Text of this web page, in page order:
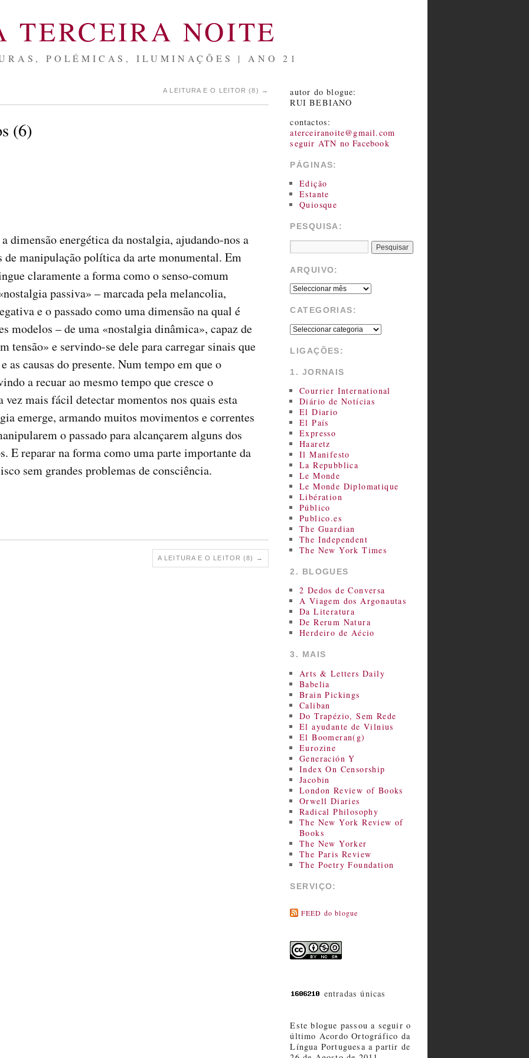
TERCEIRA NOITE
POLÉMICAS, ILUMINAÇÕES | ANO 21
A LEITURA E O LEITOR (8) →
(6)
dimensão energética da nostalgia, ajudando-nos a
de manipulação política da arte monumental. Em
claramente a forma como o senso-comum
passiva» – marcada pela melancolia,
e o passado como uma dimensão na qual é
modelos – de uma «nostalgia dinâmica», capaz de
tensão» e servindo-se dele para carregar sinais que
as causas do presente. Num tempo em que o
a recuar ao mesmo tempo que cresce o
vez mais fácil detectar momentos nos quais esta
emerge, armando muitos movimentos e correntes
o passado para alcançarem alguns dos
E reparar na forma como uma parte importante da
sem grandes problemas de consciência.
A LEITURA E O LEITOR (8) →
autor do blogue:
RUI BEBIANO
contactos:
aterceiranoite@gmail.com
seguir ATN no Facebook
PÁGINAS:
Edição
Estante
Quiosque
PESQUISA:
ARQUIVO:
CATEGORIAS:
LIGAÇÕES:
1. JORNAIS
Courrier International
Diário de Notícias
El Diario
El País
Expresso
Haaretz
Il Manifesto
La Repubblica
Le Monde
Le Monde Diplomatique
Libération
Público
Publico.es
The Guardian
The Independent
The New York Times
2. BLOGUES
2 Dedos de Conversa
A Viagem dos Argonautas
Da Literatura
De Rerum Natura
Herdeiro de Aécio
3. MAIS
Arts & Letters Daily
Babelia
Brain Pickings
Caliban
Do Trapézio, Sem Rede
El ayudante de Vilnius
El Boomeran(g)
Eurozine
Generación Y
Index On Censorship
Jacobin
London Review of Books
Orwell Diaries
Radical Philosophy
The New York Review of
Books
The New Yorker
The Paris Review
The Poetry Foundation
SERVIÇO:
FEED do blogue
entradas únicas
Este blogue passou a seguir o
último Acordo Ortográfico da
Língua Portuguesa a partir de